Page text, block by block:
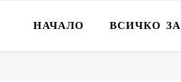
НАЧАЛО ВСИЧКО ЗА